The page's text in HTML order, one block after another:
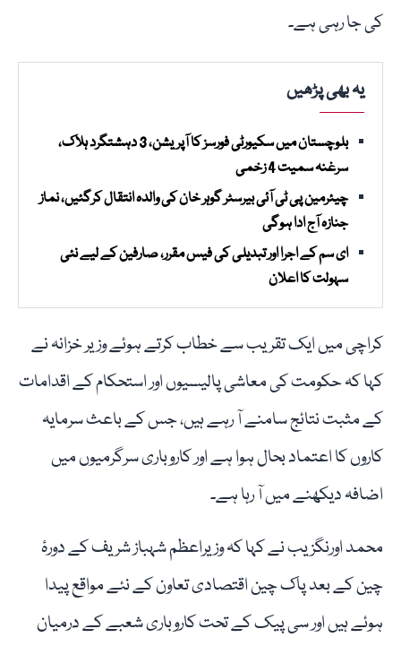
کی جا رہی ہے۔
یہ بھی پڑھیں
بلوچستان میں سکیورٹی فورسز کا آپریشن، 3 دہشتگرد ہلاک،
سرغنہ سمیت 4 زخمی
چیئرمین پی ٹی آئی بیرسٹر گوہر خان کی والدہ انتقال کرگئیں، نماز
جنازہ آج ادا ہوگی
ای سم کے اجرا اور تبدیلی کی فیس مقرر، صارفین کے لیے نئی
سہولت کا اعلان
کراچی میں ایک تقریب سے خطاب کرتے ہوئے وزیر خزانہ نے
کہا کہ حکومت کی معاشی پالیسیوں اور استحکام کے اقدامات
کے مثبت نتائج سامنے آ رہے ہیں، جس کے باعث سرمایہ
کاروں کا اعتماد بحال ہوا ہے اور کاروباری سرگرمیوں میں
اضافہ دیکھنے میں آ رہا ہے۔
محمد اورنگزیب نے کہا کہ وزیراعظم شہباز شریف کے دورۂ
چین کے بعد پاک چین اقتصادی تعاون کے نئے مواقع پیدا
ہوئے ہیں اور سی پیک کے تحت کاروباری شعبے کے درمیان